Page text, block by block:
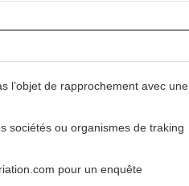
l’objet de rapprochement avec une
sociétés ou organismes de traking
pour un enquête